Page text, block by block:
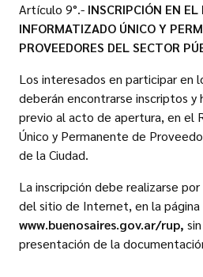
Artículo 9°.- INSCRIPCIÓN EN EL
INFORMATIZADO ÚNICO Y
PROVEEDORES DEL SECTOR
Los interesados en participar en
deberán encontrarse inscriptos y
previo al acto de apertura, en el
Único y Permanente de
de la Ciudad.
La inscripción debe realizarse
del sitio de Internet, en la página
www.buenosaires.gov.ar/rup,
presentación de la